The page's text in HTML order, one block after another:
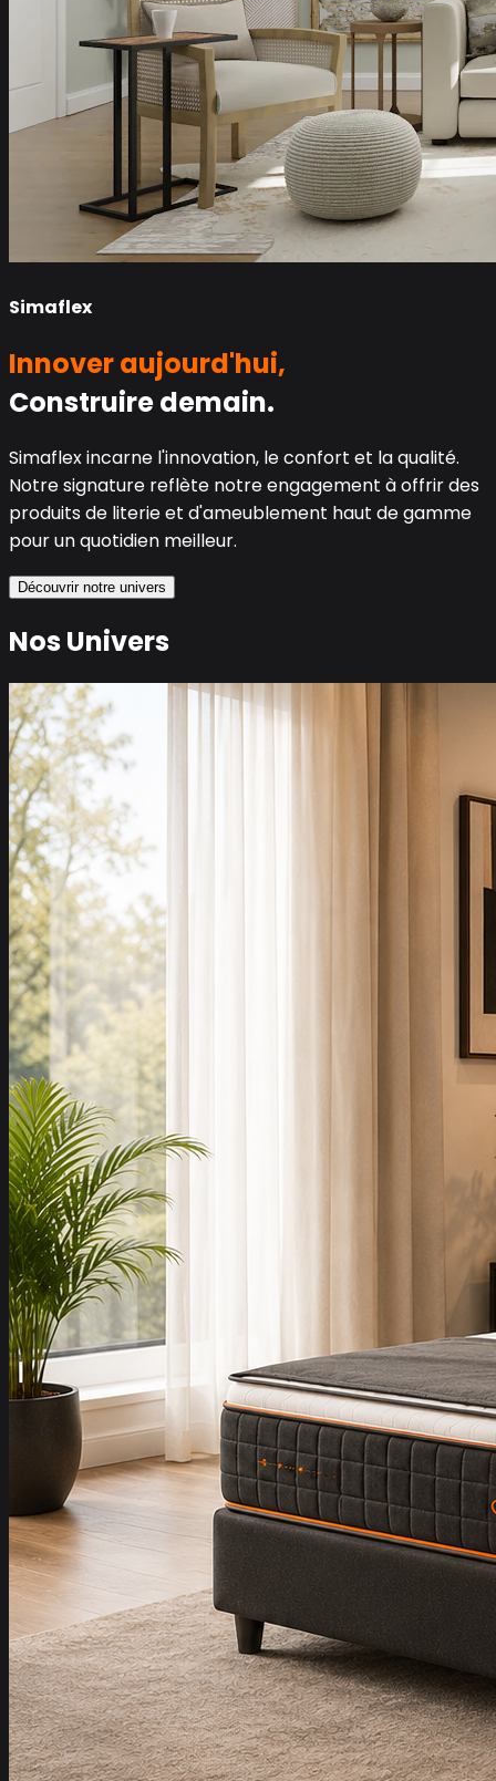
Simaflex
Innover aujourd'hui,
Construire demain.
Simaflex incarne l'innovation, le confort et la qualité.
Notre signature reflète notre engagement à offrir des
produits de literie et d'ameublement haut de gamme
pour un quotidien meilleur.
Découvrir notre univers
Nos Univers